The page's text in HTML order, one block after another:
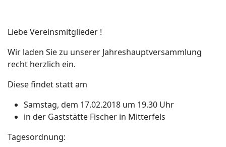
Liebe Vereinsmitglieder !
Wir laden Sie zu unserer Jahreshauptversammlung
recht herzlich ein.
Diese findet statt am
Samstag, dem 17.02.2018 um 19.30 Uhr
in der Gaststätte Fischer in Mitterfels
Tagesordnung: